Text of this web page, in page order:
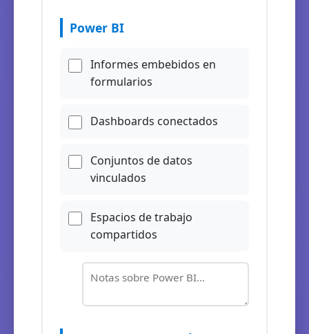
Power BI
Informes embebidos en
formularios
Dashboards conectados
Conjuntos de datos
vinculados
Espacios de trabajo
compartidos